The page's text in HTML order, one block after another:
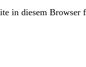
in diesem Browser